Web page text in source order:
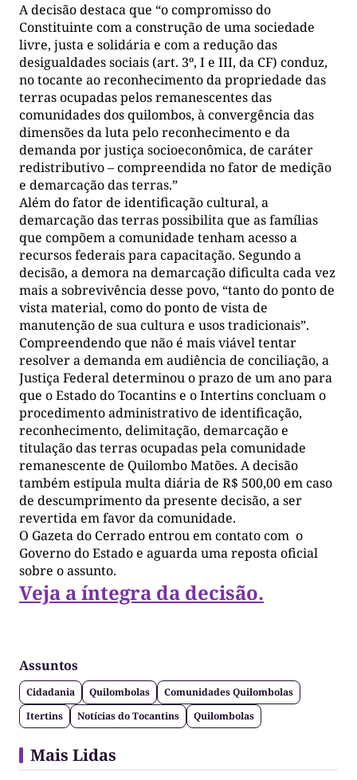
A decisão destaca que “o compromisso do
Constituinte com a construção de uma sociedade
livre, justa e solidária e com a redução das
desigualdades sociais (art. 3º, I e III, da CF) conduz,
no tocante ao reconhecimento da propriedade das
terras ocupadas pelos remanescentes das
comunidades dos quilombos, à convergência das
dimensões da luta pelo reconhecimento e da
demanda por justiça socioeconômica, de caráter
redistributivo – compreendida no fator de medição
e demarcação das terras.”
Além do fator de identificação cultural, a
demarcação das terras possibilita que as famílias
que compõem a comunidade tenham acesso a
recursos federais para capacitação. Segundo a
decisão, a demora na demarcação dificulta cada vez
mais a sobrevivência desse povo, “tanto do ponto de
vista material, como do ponto de vista de
manutenção de sua cultura e usos tradicionais”.
Compreendendo que não é mais viável tentar
resolver a demanda em audiência de conciliação, a
Justiça Federal determinou o prazo de um ano para
que o Estado do Tocantins e o Intertins concluam o
procedimento administrativo de identificação,
reconhecimento, delimitação, demarcação e
titulação das terras ocupadas pela comunidade
remanescente de Quilombo Matões. A decisão
também estipula multa diária de R$ 500,00 em caso
de descumprimento da presente decisão, a ser
revertida em favor da comunidade.
O Gazeta do Cerrado entrou em contato com o
Governo do Estado e aguarda uma reposta oficial
sobre o assunto.
Veja a íntegra da decisão.
Assuntos
Cidadania Quilombolas
Comunidades Quilombolas
Itertins
Notícias do Tocantins Quilombolas
Mais Lidas